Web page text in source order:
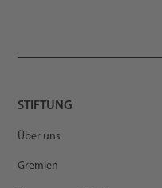
STIFTUNG
Über uns
Gremien